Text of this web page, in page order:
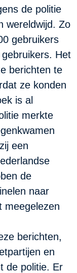
de politie
wereldwijd. Zo
gebruikers
Het
berichten te
ze konden
is al
merkte
een
de
naar
meegelezen
berichten,
en
de politie. Er